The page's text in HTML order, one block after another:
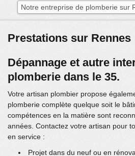
Notre entreprise de plomberie sur
Prestations sur Rennes
Dépannage et autre
plomberie dans le 35.
Votre artisan plombier propose
plomberie complète quelque soit le
compétences en la matière sont
années. Contactez votre artisan pour
en service :
Projet dans du neuf ou en